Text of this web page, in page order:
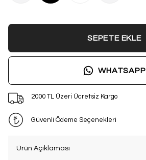
SEPETE EKLE
WHATSAPP
2000 TL Üzeri Ücretsiz Kargo
Güvenli Ödeme Seçenekleri
Ürün Açıklaması